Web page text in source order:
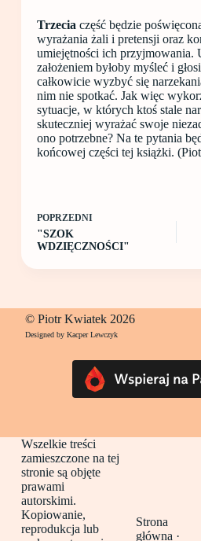
Trzecia część będzie
wyrażania żali i pretensji oraz
umiejętności ich przyjmowania.
założeniem byłoby myśleć i
całkowicie wyzbyć się
nim nie spotkać. Jak więc
sytuacje, w których ktoś stale
skuteczniej wyrażać swoje
ono potrzebne? Na te pytania
końcowej części tej książki.
POPRZEDNI
"SZOK
WDZIĘCZNOŚCI"
© Piotr Kwiatek 2026
Designed by Kacper Lewczyk
Wszelkie treści
zamieszczone na tej
stronie są objęte
prawami
autorskimi.
Kopiowanie,
reprodukcja lub
Strona
główna ·